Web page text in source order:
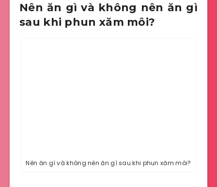
Nên ăn gì và không nên ăn gì
sau khi phun xăm môi?
Nên ăn gì và không nên ăn gì sau khi phun xăm môi?